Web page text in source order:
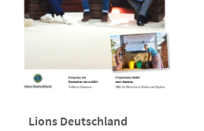
Lions Deutschland